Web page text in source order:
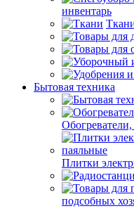
инвентарь
Бытовая техника
Плитки
подсобных